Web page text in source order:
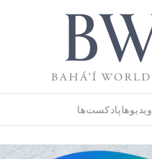
ویدیوهاپادکست‌ها